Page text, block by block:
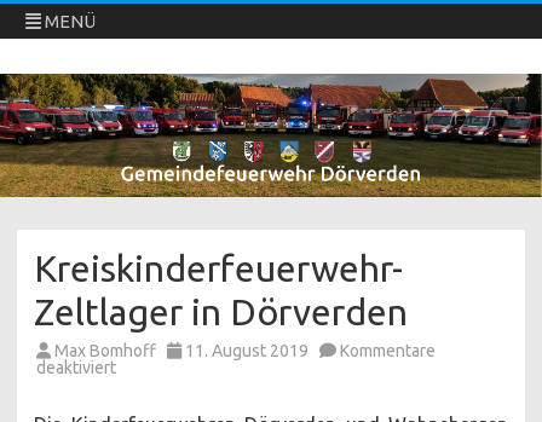
MENÜ
Freiwillige Feuerwehren Dörverden
Direkt
zum
Inhalt
springen
Kreiskinderfeuerwehr-
Zeltlager in Dörverden
Max Bomhoff 11. August 2019
Kommentare
deaktiviertfür
in